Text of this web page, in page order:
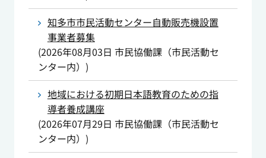
知多市市民活動センター自動販売機設置
事業者募集
(2026年08月03日 市民協働課（市民活動セ
ンター内） )
地域における初期日本語教育のための指
導者養成講座
(2026年07月29日 市民協働課（市民活動セ
ンター内） )